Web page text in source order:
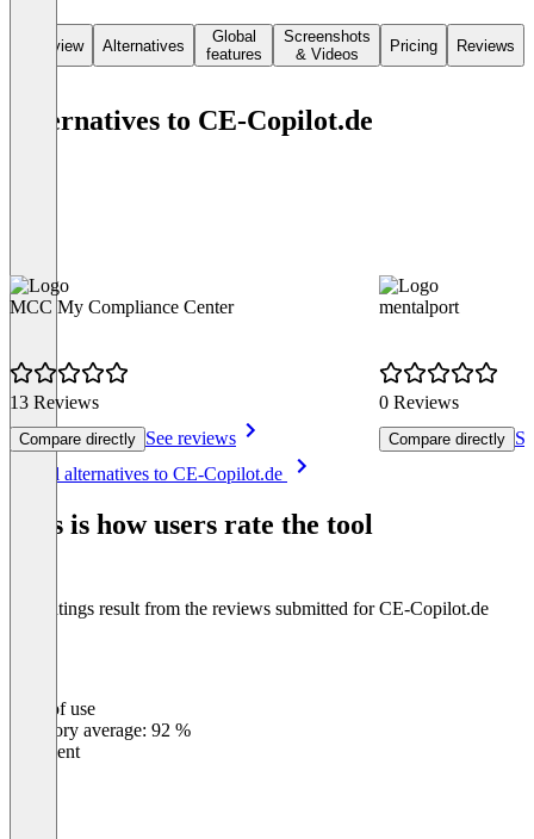
Overview Alternatives
Global
features
Screenshots
& Videos
Pricing Reviews
Alternatives to CE-Copilot.de
MCC My Compliance Center
13 Reviews
Compare directly See reviews
mentalport
0 Reviews
Compare directly
See all alternatives to CE-Copilot.de
This is how users rate the tool
The ratings result from the reviews submitted for CE-Copilot.de
Ease of use
Category average: 92 %
Excellent